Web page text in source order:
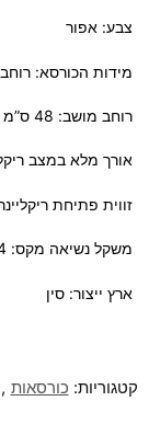
צבע: אפור
מידות הכורסא: רוחב 93 / עומק 90 / גובה 104 ס”מ
רוחב מושב: 48 ס”מ
אורך מלא במצב ריקליינר:
זווית פתיחת ריקליינר עד 145
משקל נשיאה מקס: 124 ק”ג
ארץ ייצור: סין
קטגוריות: כורסאות ,